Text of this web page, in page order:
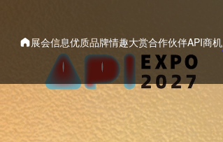
展会信息优质品牌情趣大赏合作伙伴API商机